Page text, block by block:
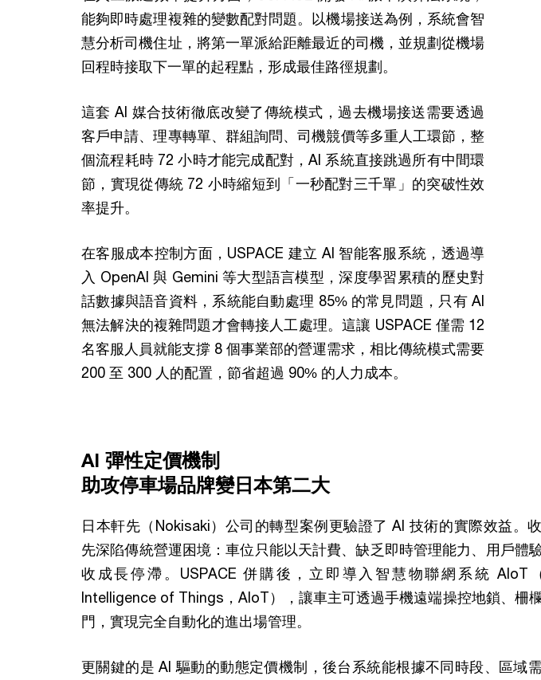
能夠即時處理複雜的變數配對問題。以機場接送為例，系統會智
慧分析司機住址，將第一單派給距離最近的司機，並規劃從機場
回程時接取下一單的起程點，形成最佳路徑規劃。
這套 AI 媒合技術徹底改變了傳統模式，過去機場接送需要透過
客戶申請、理專轉單、群組詢問、司機競價等多重人工環節，整
個流程耗時 72 小時才能完成配對，AI 系統直接跳過所有中間環
節，實現從傳統 72 小時縮短到「一秒配對三千單」的突破性效
率提升。
在客服成本控制方面，USPACE 建立 AI 智能客服系統，透過導
入 OpenAI 與 Gemini 等大型語言模型，深度學習累積的歷史對
話數據與語音資料，系統能自動處理 85% 的常見問題，只有 AI
無法解決的複雜問題才會轉接人工處理。這讓 USPACE 僅需 12
名客服人員就能支撐 8 個事業部的營運需求，相比傳統模式需要
200 至 300 人的配置，節省超過 90% 的人力成本。
AI 彈性定價機制
助攻停車場品牌變日本第二大
日本軒先（Nokisaki）公司的轉型案例更驗證了 AI 技術的實際效益。
先深陷傳統營運困境：車位只能以天計費、缺乏即時管理能力、用戶體
收成長停滯。USPACE 併購後，立即導入智慧物聯網系統 AIoT
Intelligence of Things，AIoT），讓車主可透過手機遠端操控地鎖、柵
門，實現完全自動化的進出場管理。
更關鍵的是 AI 驅動的動態定價機制，後台系統能根據不同時段、區域